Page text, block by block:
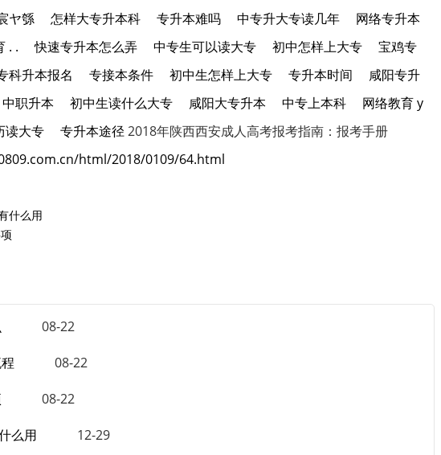
ヤ綔 怎样大专升本科 专升本难吗 中专升大专读几年
网络专升本
. . 快速专升本怎么弄 中专生可以读大专 初中怎样上大专
宝鸡专
科升本报名 专接本条件 初中生怎样上大专 专升本时间
咸阳专升
中职升本 初中生读什么大专 咸阳大专升本 中专上本科
网络教育 y
读大专 专升本途径2018年陕西西安成人高考报考指南：报考手册
html/2018/0109/64.html
什么用
08-22
08-22
08-22
么用 12-29